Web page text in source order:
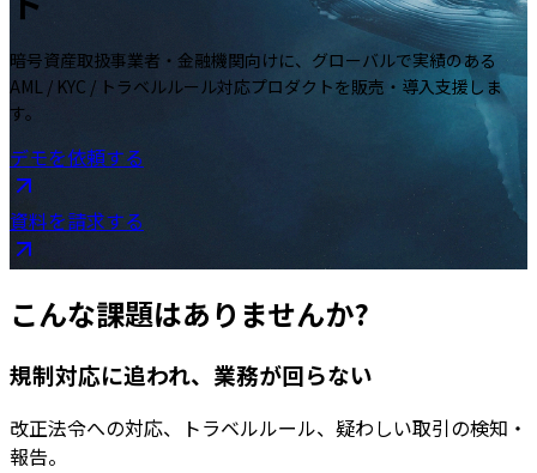
暗号資産取扱事業者・金融機関向けに、グローバルで実績のある
AML / KYC / トラベルルール対応プロダクトを販売・導入支援しま
す。
デモを依頼する
資料を請求する
こんな課題はありませんか?
規制対応に追われ、業務が回らない
改正法令への対応、トラベルルール、疑わしい取引の検知・
報告。